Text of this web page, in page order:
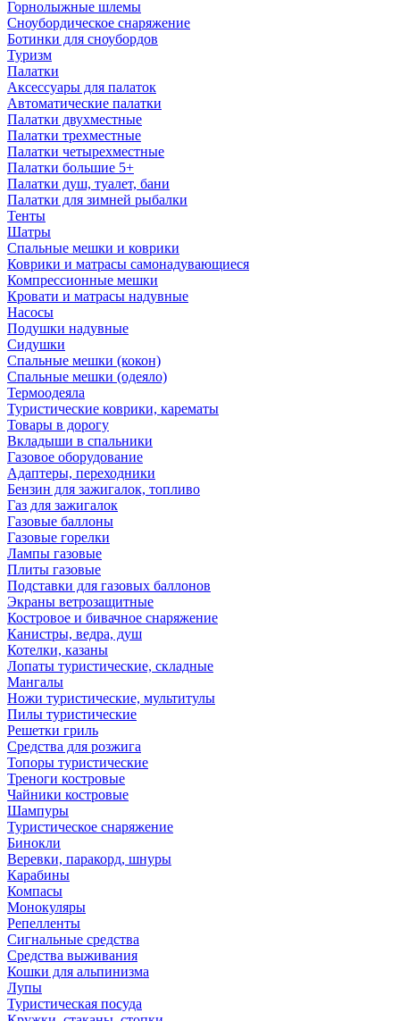
Горнолыжные шлемы
Сноубордическое снаряжение
Ботинки для сноубордов
Туризм
Палатки
Аксессуары для палаток
Автоматические палатки
Палатки двухместные
Палатки трехместные
Палатки четырехместные
Палатки большие 5+
Палатки душ, туалет, бани
Палатки для зимней рыбалки
Тенты
Шатры
Спальные мешки и коврики
Коврики и матрасы самонадувающиеся
Компрессионные мешки
Кровати и матрасы надувные
Насосы
Подушки надувные
Сидушки
Спальные мешки (кокон)
Спальные мешки (одеяло)
Термоодеяла
Туристические коврики, карематы
Товары в дорогу
Вкладыши в спальники
Газовое оборудование
Адаптеры, переходники
Бензин для зажигалок, топливо
Газ для зажигалок
Газовые баллоны
Газовые горелки
Лампы газовые
Плиты газовые
Подставки для газовых баллонов
Экраны ветрозащитные
Костровое и бивачное снаряжение
Канистры, ведра, душ
Котелки, казаны
Лопаты туристические, складные
Мангалы
Ножи туристические, мультитулы
Пилы туристические
Решетки гриль
Средства для розжига
Топоры туристические
Треноги костровые
Чайники костровые
Шампуры
Туристическое снаряжение
Бинокли
Веревки, паракорд, шнуры
Карабины
Компасы
Монокуляры
Репелленты
Сигнальные средства
Средства выживания
Кошки для альпинизма
Лупы
Туристическая посуда